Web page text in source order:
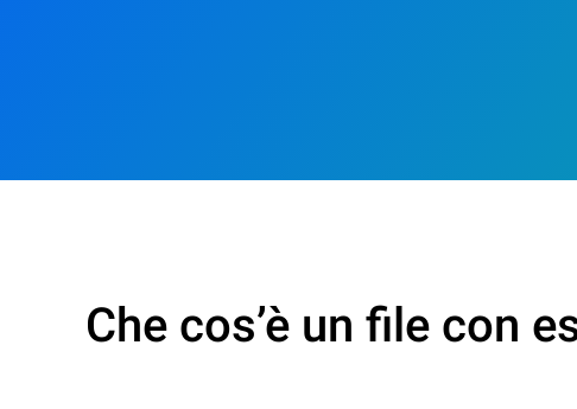
Che cos’è un file con